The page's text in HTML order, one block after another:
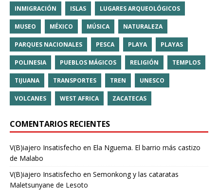
INMIGRACIÓN ISLAS LUGARES ARQUEOLÓGICOS
MUSEO MÉXICO MÚSICA NATURALEZA
PARQUES NACIONALES PESCA PLAYA PLAYAS
POLINESIA PUEBLOS MÁGICOS RELIGIÓN TEMPLOS
TIJUANA TRANSPORTES TREN UNESCO
VOLCANES WEST AFRICA ZACATECAS
COMENTARIOS RECIENTES
V(B)iajero Insatisfecho en Ela Nguema. El barrio más castizo
de Malabo
V(B)iajero Insatisfecho en Semonkong y las cataratas
Maletsunyane de Lesoto